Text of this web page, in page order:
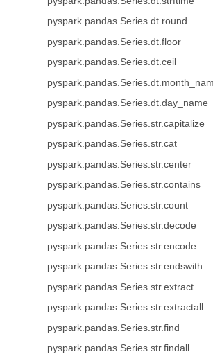
pyspark.pandas.Series.dt.round
pyspark.pandas.Series.dt.floor
pyspark.pandas.Series.dt.ceil
pyspark.pandas.Series.dt.day_name
pyspark.pandas.Series.str.capitalize
pyspark.pandas.Series.str.cat
pyspark.pandas.Series.str.center
pyspark.pandas.Series.str.contains
pyspark.pandas.Series.str.count
pyspark.pandas.Series.str.decode
pyspark.pandas.Series.str.encode
pyspark.pandas.Series.str.endswith
pyspark.pandas.Series.str.extract
pyspark.pandas.Series.str.extractall
pyspark.pandas.Series.str.find
pyspark.pandas.Series.str.findall